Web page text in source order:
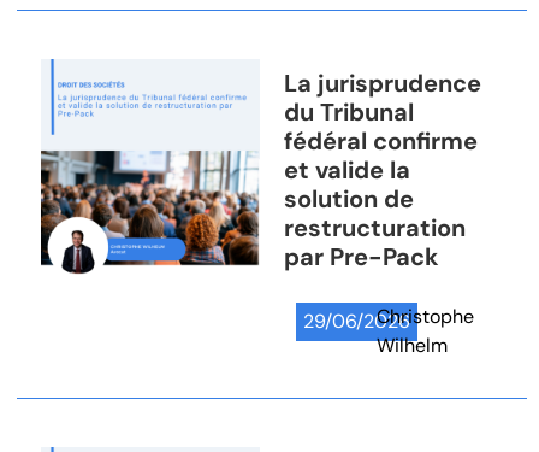
La jurisprudence
du Tribunal
fédéral confirme
et valide la
solution de
restructuration
par Pre-Pack
29/06/2026Christophe
Wilhelm